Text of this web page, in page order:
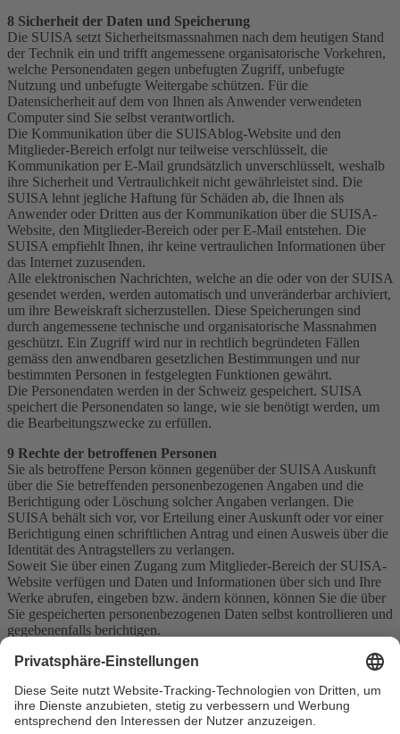
8 Sicherheit der Daten und Speicherung
Die SUISA setzt Sicherheitsmassnahmen nach dem heutigen Stand
der Technik ein und trifft angemessene organisatorische Vorkehren,
welche Personendaten gegen unbefugten Zugriff, unbefugte
Nutzung und unbefugte Weitergabe schützen. Für die
Datensicherheit auf dem von Ihnen als Anwender verwendeten
Computer sind Sie selbst verantwortlich.
Die Kommunikation über die SUISAblog-Website und den
Mitglieder-Bereich erfolgt nur teilweise verschlüsselt, die
Kommunikation per E-Mail grundsätzlich unverschlüsselt, weshalb
ihre Sicherheit und Vertraulichkeit nicht gewährleistet sind. Die
SUISA lehnt jegliche Haftung für Schäden ab, die Ihnen als
Anwender oder Dritten aus der Kommunikation über die SUISA-
Website, den Mitglieder-Bereich oder per E-Mail entstehen. Die
SUISA empfiehlt Ihnen, ihr keine vertraulichen Informationen über
das Internet zuzusenden.
Alle elektronischen Nachrichten, welche an die oder von der SUISA
gesendet werden, werden automatisch und unveränderbar archiviert,
um ihre Beweiskraft sicherzustellen. Diese Speicherungen sind
durch angemessene technische und organisatorische Massnahmen
geschützt. Ein Zugriff wird nur in rechtlich begründeten Fällen
gemäss den anwendbaren gesetzlichen Bestimmungen und nur
bestimmten Personen in festgelegten Funktionen gewährt.
Die Personendaten werden in der Schweiz gespeichert. SUISA
speichert die Personendaten so lange, wie sie benötigt werden, um
die Bearbeitungszwecke zu erfüllen.
9 Rechte der betroffenen Personen
Sie als betroffene Person können gegenüber der SUISA Auskunft
über die Sie betreffenden personenbezogenen Angaben und die
Berichtigung oder Löschung solcher Angaben verlangen. Die
SUISA behält sich vor, vor Erteilung einer Auskunft oder vor einer
Berichtigung einen schriftlichen Antrag und einen Ausweis über die
Identität des Antragstellers zu verlangen.
Soweit Sie über einen Zugang zum Mitglieder-Bereich der SUISA-
Website verfügen und Daten und Informationen über sich und Ihre
Werke abrufen, eingeben bzw. ändern können, können Sie die über
Sie gespeicherten personenbezogenen Daten selbst kontrollieren und
gegebenenfalls berichtigen.
Rechtsdienst der SUISA:
SUISA Rechtsdienst
Bellariastrasse 82
8038 Zürich